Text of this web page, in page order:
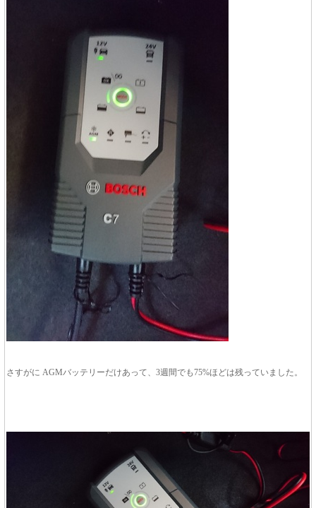
さすがに AGMバッテリーだけあって、3週間でも75%ほどは残っていました。